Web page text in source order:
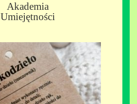
Akademia
Umiejętności